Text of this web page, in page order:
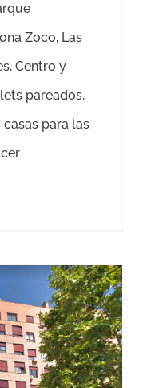
Zoco, Las
Centro y
pareados,
para las